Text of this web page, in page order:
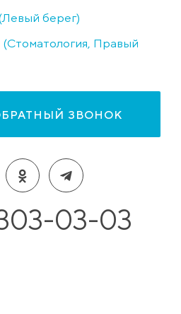
берег)
(Стоматология, Правый
ЗВОНОК
03-03